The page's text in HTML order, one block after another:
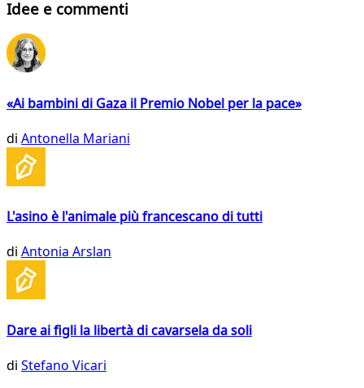
Idee e commenti
«Ai bambini di Gaza il Premio Nobel per la pace»
di Antonella Mariani
L'asino è l'animale più francescano di tutti
di Antonia Arslan
Dare ai figli la libertà di cavarsela da soli
di Stefano Vicari